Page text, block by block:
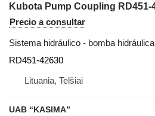
Precio a consultar
Sistema hidráulico - bomba hidráulica
RD451-42630
Lituania, Telšiai
UAB “KASIMA”